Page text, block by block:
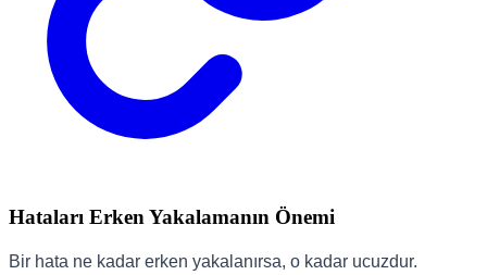
Hataları Erken Yakalamanın Önemi
Bir hata ne kadar erken yakalanırsa, o kadar ucuzdur.